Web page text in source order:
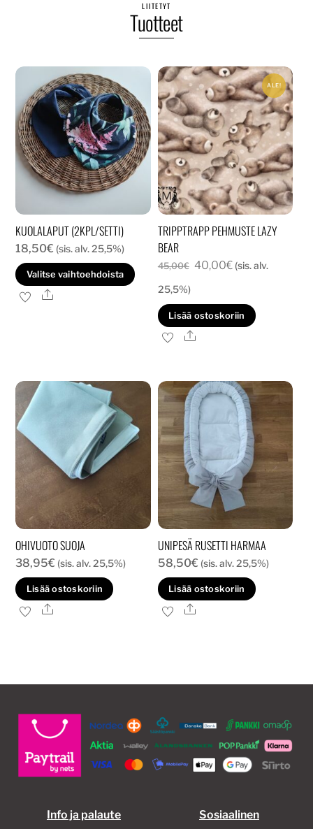
LIITETYT
Tuotteet
KUOLALAPUT (2KPL/SETTI)
18,50€ (sis. alv. 25,5%)
Valitse vaihtoehdoista
Tällä
tuotteella
useampi
muunnelma.
tehdä
valinnat
tuotteen
sivulla.
Ale
ALE!
TRIPPTRAPP PEHMUSTE LAZY
BEAR
45,00€ Alkuperäinen
oli:
45,00€.
40,00€Nykyinen
on:
40,00€.
(sis. alv.
25,5%)
Lisää ostoskoriin
Ale
OHIVUOTO SUOJA
38,95€ (sis. alv. 25,5%)
Lisää ostoskoriin
Ale
UNIPESÄ RUSETTI HARMAA
58,50€ (sis. alv. 25,5%)
Lisää ostoskoriin
Ale
Info ja palaute Sosiaalinen